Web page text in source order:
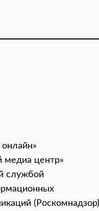
медиа центр»
службой